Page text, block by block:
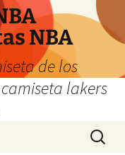
NBA
de los
lakers
Buscar: